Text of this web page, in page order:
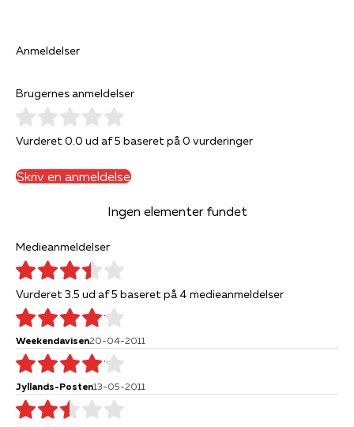
Anmeldelser
Brugernes anmeldelser
Vurderet 0.0 ud af 5 baseret på 0 vurderinger
Skriv en anmeldelse
Ingen elementer fundet
Medieanmeldelser
Vurderet 3.5 ud af 5 baseret på 4 medieanmeldelser
Weekendavisen20-04-2011
Jyllands-Posten13-05-2011